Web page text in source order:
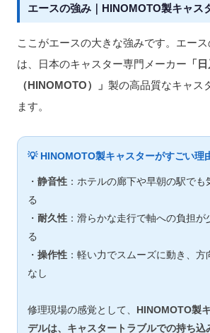
エースの強み｜HINOMOTO製キャス
ここがエースの大きな強みです。エー
は、日本のキャスター専門メーカー 「
（HINOMOTO）」 製の高品質なキャス
ます。
💡 HINOMOTO製キャスターがすごい理
・ 静音性 ：ホテルの廊下や早朝の駅で
る
・ 耐久性 ：滑らかな走行で軸への負担
る
・ 操作性 ：軽い力でスムーズに動き、方
なし
修理現場の感覚として、
HINOMOTO製
デルは、キャスタートラブルでの持ち込